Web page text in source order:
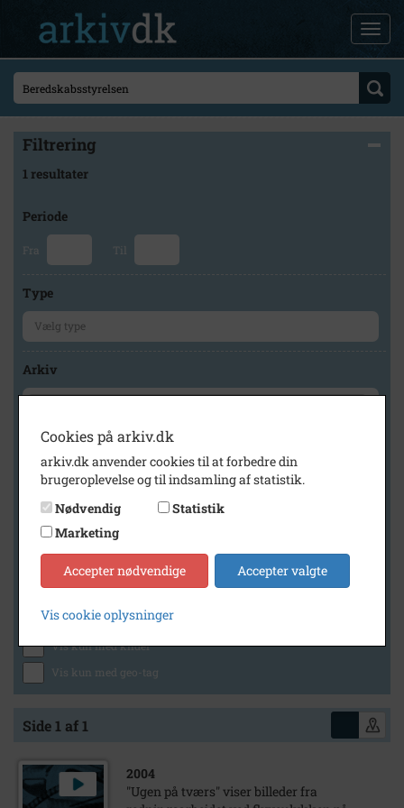
Filtrering
1 resultater
Periode
Fra Til
Type
Arkiv
Geografi
Generelt
Vis kun med billeder
Vis kun med lydklip
Vis kun med kilder
Vis kun med geo-tag
Side 1 af 1
2004
"Ugen på tværs" viser billeder fra
Cookies på arkiv.dk
arkiv.dk anvender cookies til at forbedre din
brugeroplevelse og til indsamling af statistik.
Nødvendig
Statistik
Marketing
Accepter nødvendige Accepter valgte
Vis cookie oplysninger